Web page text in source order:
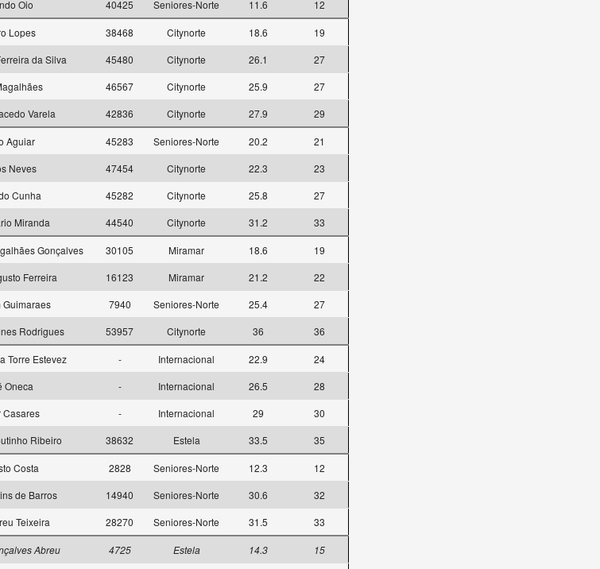
Oio 40425 Seniores-Norte 11.6 12
Lopes 38468 Citynorte 18.6
19
da Silva 45480 Citynorte 26.1
27
46567 Citynorte 25.9
27
Varela 42836 Citynorte 27.9 29
Aguiar 45283 Seniores-Norte 20.2
21
Neves 47454 Citynorte 22.3
23
Cunha 45282 Citynorte 25.8
27
Miranda 44540 Citynorte 31.2 33
Gonçalves 30105 Miramar 18.6
19
Ferreira 16123 Miramar 21.2
22
Guimaraes 7940 Seniores-Norte 25.4
27
Rodrigues 53957 Citynorte 36 36
Torre Estevez - Internacional 22.9
24
Oneca - Internacional 26.5
28
Casares - Internacional 29
30
Ribeiro 38632 Estela 33.5 35
Costa 2828 Seniores-Norte 12.3
12
de Barros 14940 Seniores-Norte 30.6
32
Teixeira 28270 Seniores-Norte 31.5 33
Abreu 4725 Estela 14.3
15